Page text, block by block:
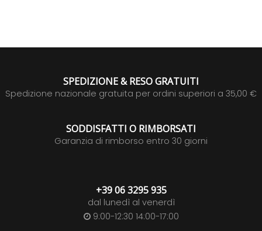
SPEDIZIONE & RESO GRATUITI
Spedizione nazionale gratuita per ordini superiori a 35,00 €
SODDISFATTI O RIMBORSATI
Garanzia di rimborso entro 30 giorni
+39 06 3295 935
dal lunedì al venerdì
9:00-12:30 14:00-17:00